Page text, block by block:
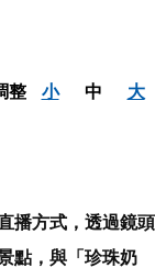
整 小 中 大
播方式，透過鏡頭
點，與「珍珠奶